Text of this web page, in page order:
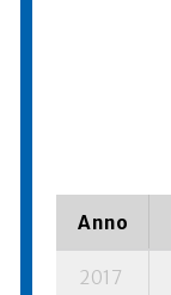
Anno
2017